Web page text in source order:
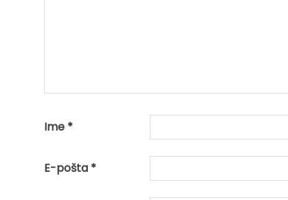
Ime *
E-pošta *